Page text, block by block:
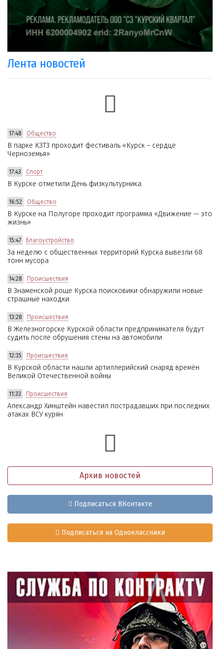
Лента новостей
17:48 Общество
В парке КЗТЗ проходит фестиваль «Курск – сердце
Черноземья»
17:43 Спорт
В Курске отметили День физкультурника
16:52 Общество
В Курске на Полугоре проходит программа «Движение — это
жизнь»
15:47 Благоустройство
За неделю с общественных территорий Курска вывезли 68
тонн мусора
14:28 Происшествия
В Знаменской роще Курска поисковики обнаружили новые
страшные находки
13:28 Происшествия
В Железногорске Курской области предпринимателя будут
судить после обрушения стены на автомобили
12:35 Происшествия
В Курской области нашли артиллерийский снаряд времён
Великой Отечественной войны
11:33 Происшествия
Александр Хинштейн навестил пострадавших при последних
атаках ВСУ курян
Архив новостей
Подписаться ВКонтакте
Подписаться на Одноклассники